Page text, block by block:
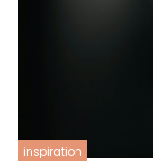
inspiration